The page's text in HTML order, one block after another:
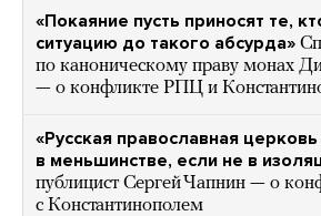
«Покаяние пусть приносят те,
ситуацию до такого абсурда»
по каноническому праву монах
— о конфликте РПЦ и
«Русская православная церковь
в меньшинстве, если не в
публицист Сергей Чапнин — о
с Константинополем